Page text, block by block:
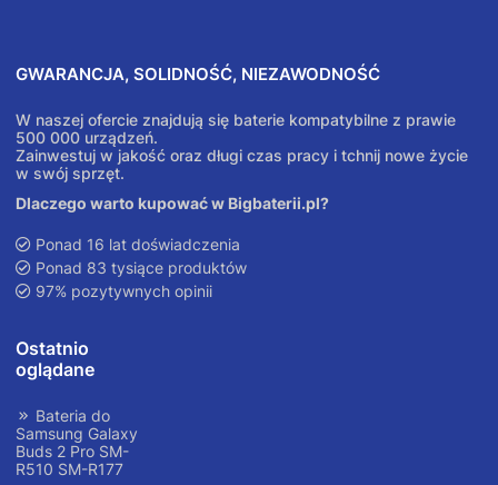
GWARANCJA, SOLIDNOŚĆ, NIEZAWODNOŚĆ
W naszej ofercie znajdują się baterie kompatybilne z prawie
500 000 urządzeń.
Zainwestuj w jakość oraz długi czas pracy i tchnij nowe życie
w swój sprzęt.
Dlaczego warto kupować w Bigbaterii.pl?
Ponad 16 lat doświadczenia
Ponad 83 tysiące produktów
97% pozytywnych opinii
Ostatnio
oglądane
Bateria do
Samsung Galaxy
Buds 2 Pro SM-
R510 SM-R177